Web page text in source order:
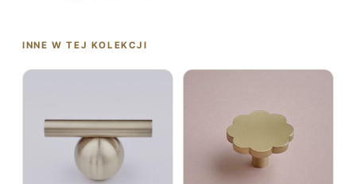
INNE W TEJ KOLEKCJI